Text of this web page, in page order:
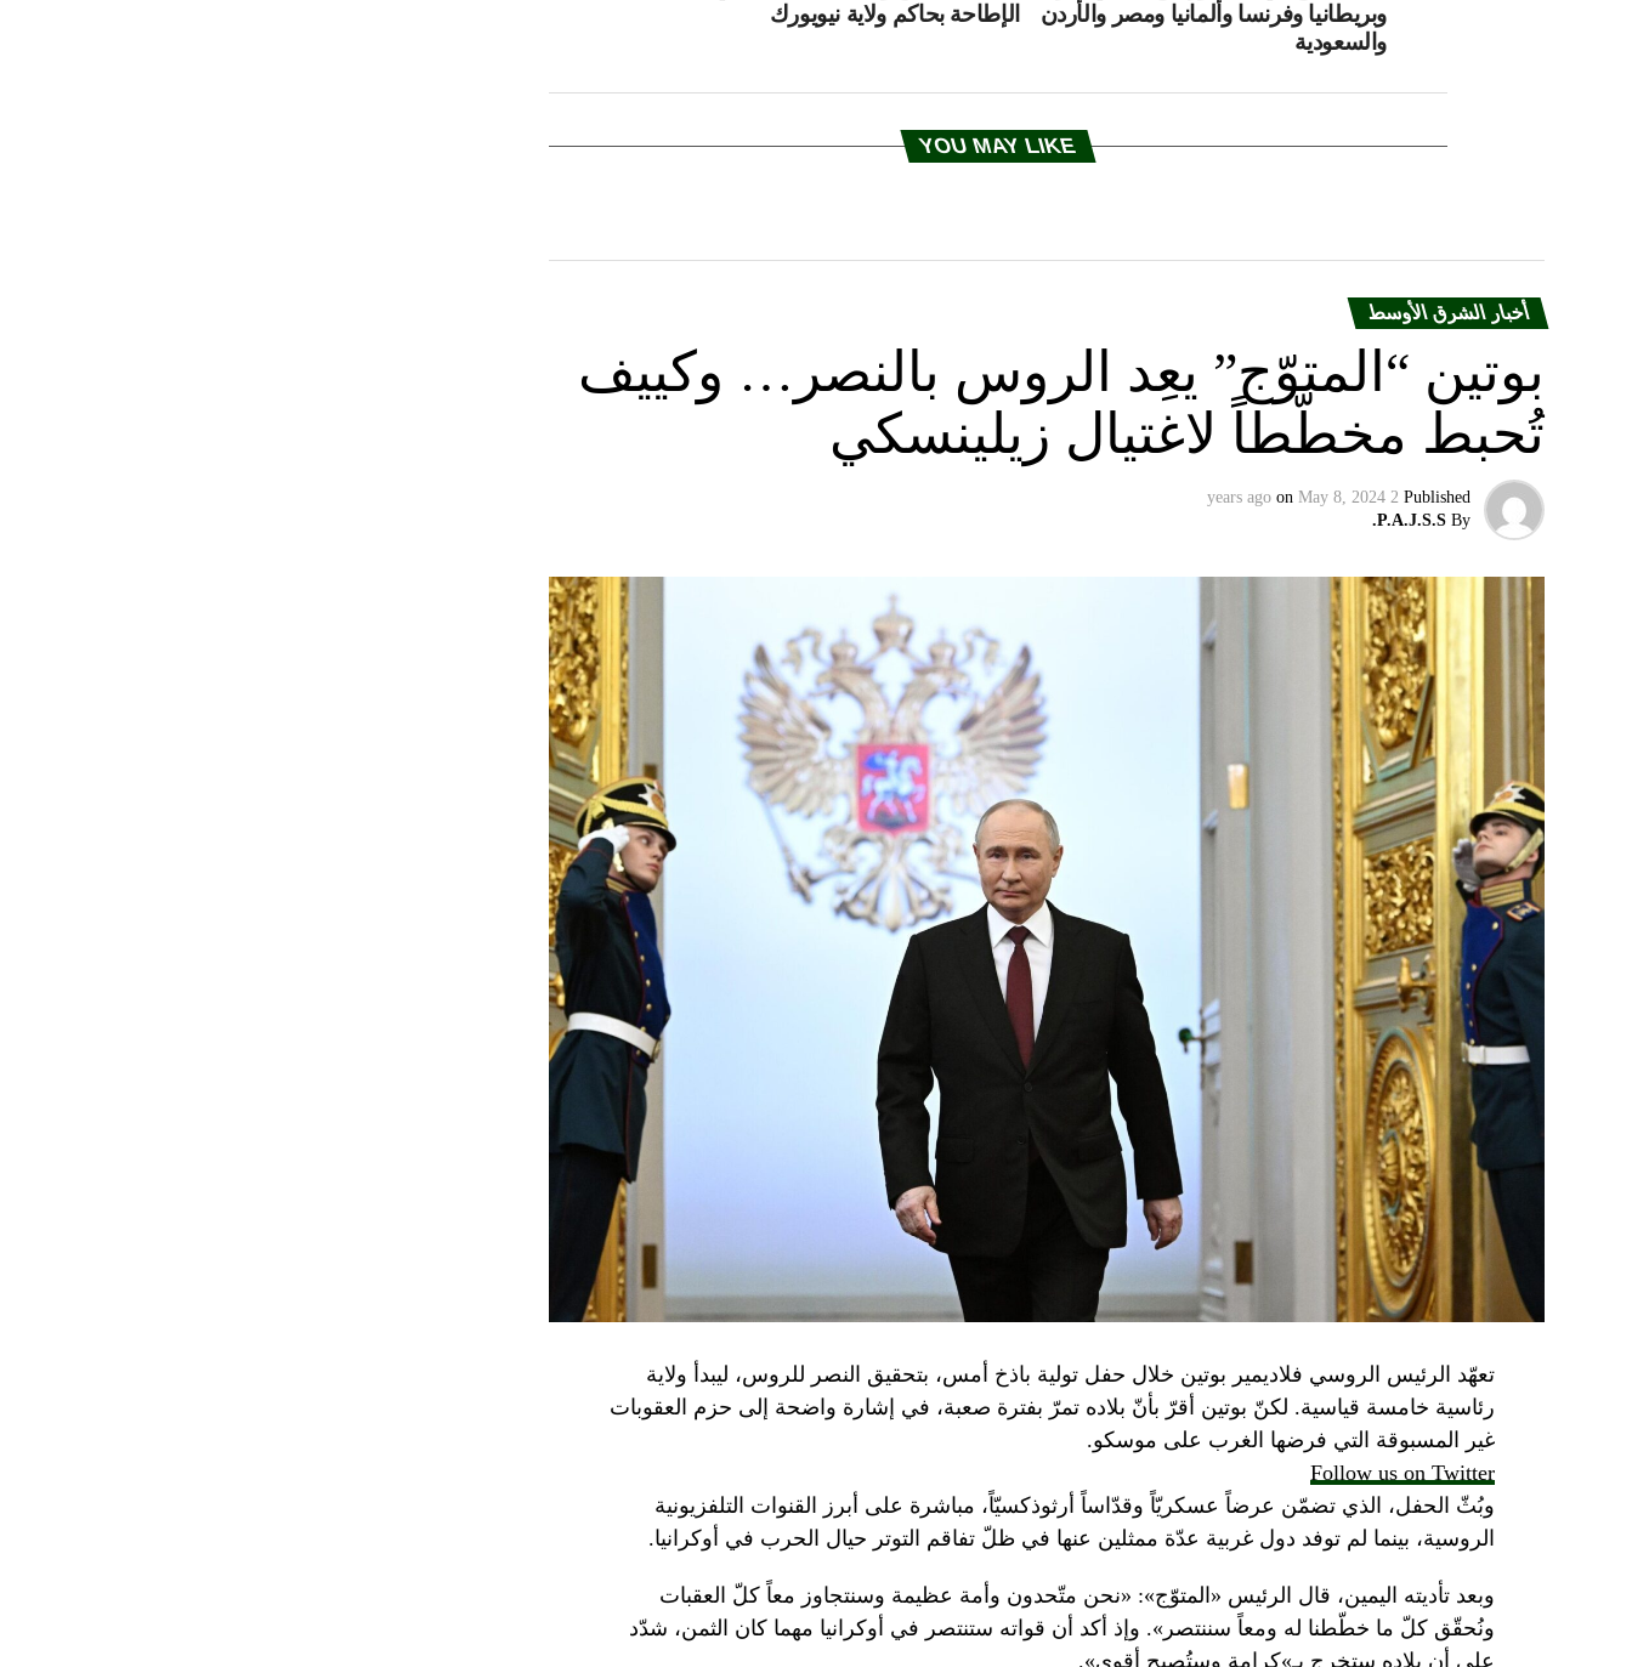
الإطاحة بحاكم ولاية نيويورك
وبريطانيا وفرنسا وألمانيا ومصر والأردن
والسعودية
YOU MAY LIKE
أخبار الشرق الأوسط
بوتين “المتوّج” يعِد الروس بالنصر… وكييف
تُحبط مخطّطاً لاغتيال زيلينسكي
Published
2 years ago
on May 8, 2024
By
P.A.J.S.S.
تعهّد الرئيس الروسي فلاديمير بوتين خلال حفل تولية باذخ أمس، بتحقيق النصر للروس، ليبدأ ولاية
رئاسية خامسة قياسية. لكنّ بوتين أقرّ بأنّ بلاده تمرّ بفترة صعبة، في إشارة واضحة إلى حزم العقوبات
غير المسبوقة التي فرضها الغرب على موسكو.
Follow us on Twitter
وبُثّ الحفل، الذي تضمّن عرضاً عسكريّاً وقدّاساً أرثوذكسيّاً، مباشرة على أبرز القنوات التلفزيونية
الروسية، بينما لم توفد دول غربية عدّة ممثلين عنها في ظلّ تفاقم التوتر حيال الحرب في أوكرانيا.
وبعد تأديته اليمين، قال الرئيس «المتوّج»: «نحن متّحدون وأمة عظيمة وسنتجاوز معاً كلّ العقبات
ونُحقّق كلّ ما خطّطنا له ومعاً سننتصر». وإذ أكد أن قواته ستنتصر في أوكرانيا مهما كان الثمن، شدّد
على أن بلاده ستخرج بـ»كرامة وستُصبح أقوى».